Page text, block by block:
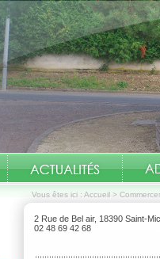
Vous êtes ici : Accueil >
2 Rue de Bel air, 18390 Saint-
02 48 69 42 68